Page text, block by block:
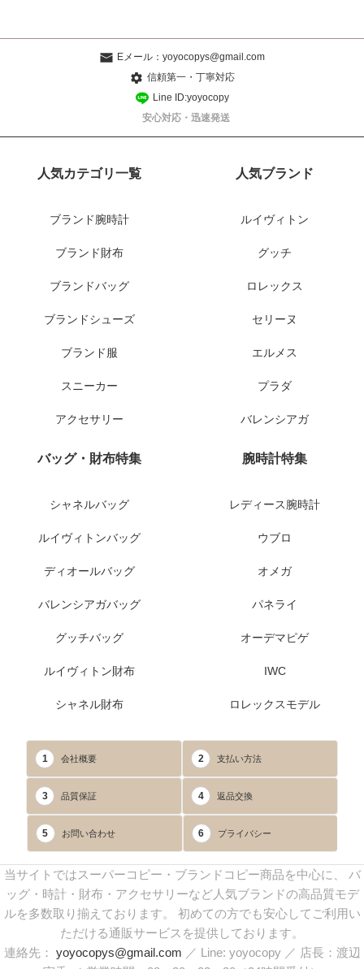
Eメール： yoyocopys@gmail.com
信頼第一・丁寧対応
Line ID:yoyocopy
安心対応・迅速発送
人気カテゴリ一覧
ブランド腕時計
ブランド財布
ブランドバッグ
ブランドシューズ
ブランド服
スニーカー
アクセサリー
人気ブランド
ルイヴィトン
グッチ
ロレックス
セリーヌ
エルメス
プラダ
バレンシアガ
バッグ・財布特集
シャネルバッグ
ルイヴィトンバッグ
ディオールバッグ
バレンシアガバッグ
グッチバッグ
ルイヴィトン財布
シャネル財布
腕時計特集
レディース腕時計
ウブロ
オメガ
パネライ
オーデマピゲ
IWC
ロレックスモデル
1 会社概要 2 支払い方法
3 品質保証 4 返品交換
5 お問い合わせ 6 プライバシー
当サイトではスーパーコピー・ブランドコピー商品を中心に、 バ
ッグ・時計・財布・アクセサリーなど人気ブランドの高品質モデ
ルを多数取り揃えております。 初めての方でも安心してご利用い
ただける通販サービスを提供しております。
連絡先： yoyocopys@gmail.com ／ Line: yoyocopy ／ 店長：渡辺